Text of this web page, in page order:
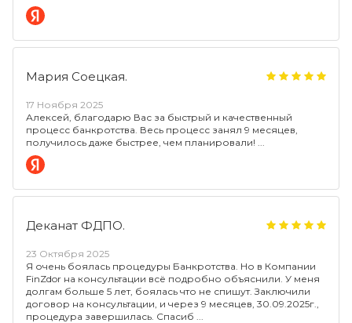
Мария Соецкая.
17 Ноября 2025
Алексей, благодарю Вас за быстрый и качественный
процесс банкротства. Весь процесс занял 9 месяцев,
получилось даже быстрее, чем планировали!
Деканат ФДПО.
23 Октября 2025
Я очень боялась процедуры Банкротства. Но в Компании
FinZdor на консультации всё подробно объяснили. У меня
долгам больше 5 лет, боялась что не спишут. Заключили
договор на консультации, и через 9 месяцев, 30.09.2025г.,
процедура завершилась. Спасиб